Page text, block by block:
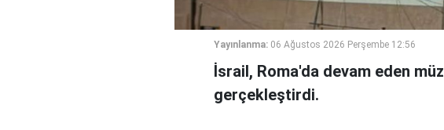
Yayınlanma: 06 Ağustos 2026 Perşembe 12:56
İsrail, Roma'da devam eden
gerçekleştirdi.